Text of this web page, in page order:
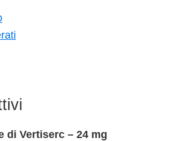
di Vertiserc – 24 mg